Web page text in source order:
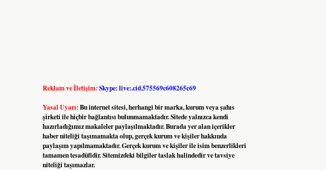
Reklam ve İletişim:Skype: live:.cid.575569c608265c69
Yasal Uyarı:Bu internet sitesi, herhangi bir marka, kurum veya şahıs
şirketi ile hiçbir bağlantısı bulunmamaktadır. Sitede yalnızca kendi
hazırladığımız makaleler paylaşılmaktadır. Burada yer alan içerikler
haber niteliği taşımamakta olup, gerçek kurum ve kişiler hakkında
paylaşım yapılmamaktadır. Gerçek kurum ve kişiler ile isim benzerlikleri
tamamen tesadüfidir. Sitemizdeki bilgiler taslak halindedir ve tavsiye
niteliği taşımazlar.